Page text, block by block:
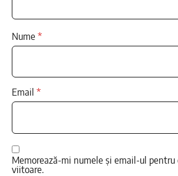
Nume*
Email *
Memorează-mi numele și email-ul
viitoare.